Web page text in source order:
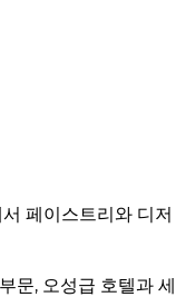
페이스트리와 디저
문, 오성급 호텔과 세